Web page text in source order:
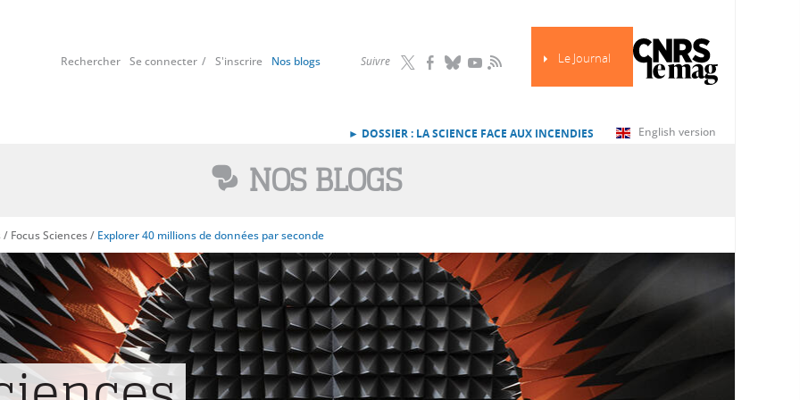
Le Journal
Suivre RSS
Rechercher Se connecter S'inscrire Nos blogs
English version
► DOSSIER : LA SCIENCE FACE AUX INCENDIES
NOS BLOGS
/ Focus Sciences/ Explorer 40 millions de données par seconde